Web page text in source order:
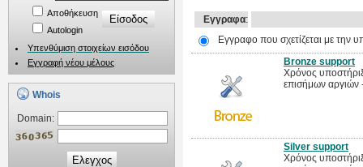
Αποθήκευση
Autologin
Υπενθύμιση στοιχείων εισόδου
Εγγραφή νέου μέλους
Whois
Domain:
Ελεγχος
Εγγραφα:
Εγγραφο που σχετίζεται με την
Bronze support
Χρόνος
επισήμων
Silver support
Χρόνος